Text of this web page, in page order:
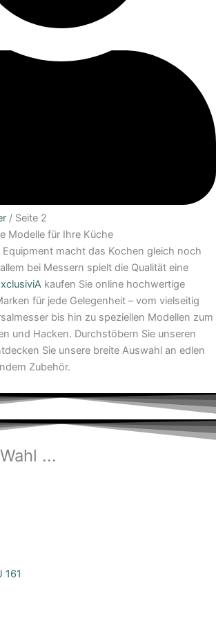
/ Seite 2
Modelle für Ihre Küche
macht das Kochen gleich noch
bei Messern spielt die Qualität eine
kaufen Sie online hochwertige
für jede Gelegenheit – vom vielseitig
bis hin zu speziellen Modellen zum
und Hacken. Durchstöbern Sie unseren
Sie unsere breite Auswahl an edlen
Zubehör.
...
161